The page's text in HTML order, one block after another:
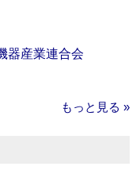
器産業連合会
もっと見る »